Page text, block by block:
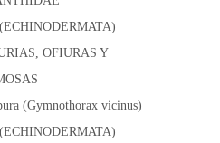
OFIURAS Y
(Gymnothorax vicinus)